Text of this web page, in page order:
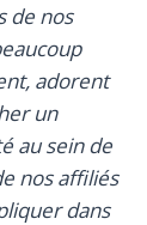
de nos
adorent
un
au sein de
nos affiliés
dans